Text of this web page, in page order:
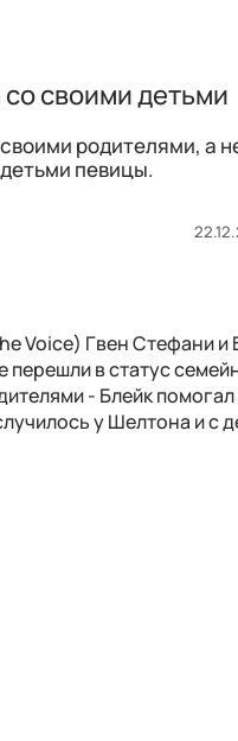
своими детьми
родителями, а
певицы.
Voice) Гвен Стефани и
перешли в статус
- Блейк
у Шелтона и с